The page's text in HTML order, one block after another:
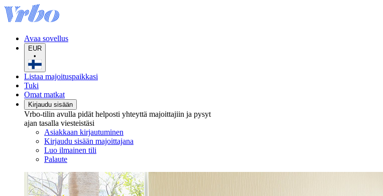
Avaa sovellus
EUR
•
Listaa majoituspaikkasi
Tuki
Omat matkat
Kirjaudu sisään
Vrbo-tilin avulla pidät helposti yhteyttä majoittajiin ja pysyt
ajan tasalla viesteistäsi
Asiakkaan kirjautuminen
Kirjaudu sisään majoittajana
Luo ilmainen tili
Palaute